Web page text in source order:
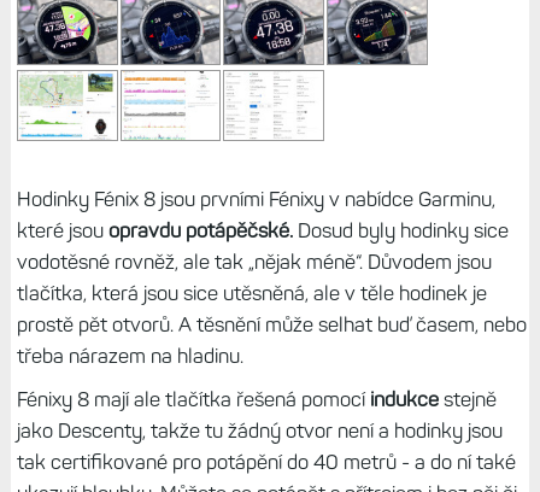
Hodinky Fénix 8 jsou prvními Fénixy v nabídce Garminu,
které jsou opravdu potápěčské.Dosud byly hodinky sice
vodotěsné rovněž, ale tak „nějak méně“. Důvodem jsou
tlačítka, která jsou sice utěsněná, ale v těle hodinek je
prostě pět otvorů. A těsnění může selhat buď časem, nebo
třeba nárazem na hladinu.
Fénixy 8 mají ale tlačítka řešená pomocí indukcestejně
jako Descenty, takže tu žádný otvor není a hodinky jsou
tak certifikované pro potápění do 40 metrů - a do ní také